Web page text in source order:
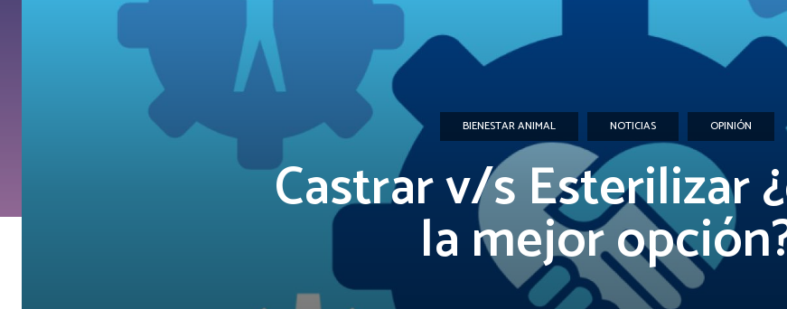
BIENESTAR ANIMAL NOTICIAS OPINIÓN
Castrar v/s Esterilizar
la mejor